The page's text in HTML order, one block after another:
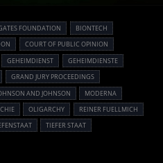
FOUNDATION
BIONTECH
COURT OF PUBLIC OPINION
GEHEIMDIENST
GEHEIMDIENSTE
GRAND JURY PROCEEDINGS
AND JOHNSON
MODERNA
OLIGARCHY
REINER FUELLMICH
TIEFER STAAT